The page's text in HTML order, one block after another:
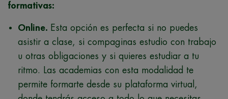
formativas:
Online. Esta opción es perfecta si no puedes
asistir a clase, si compaginas estudio con trabajo
u otras obligaciones y si quieres estudiar a tu
ritmo. Las academias con esta modalidad te
permite formarte desde su plataforma virtual,